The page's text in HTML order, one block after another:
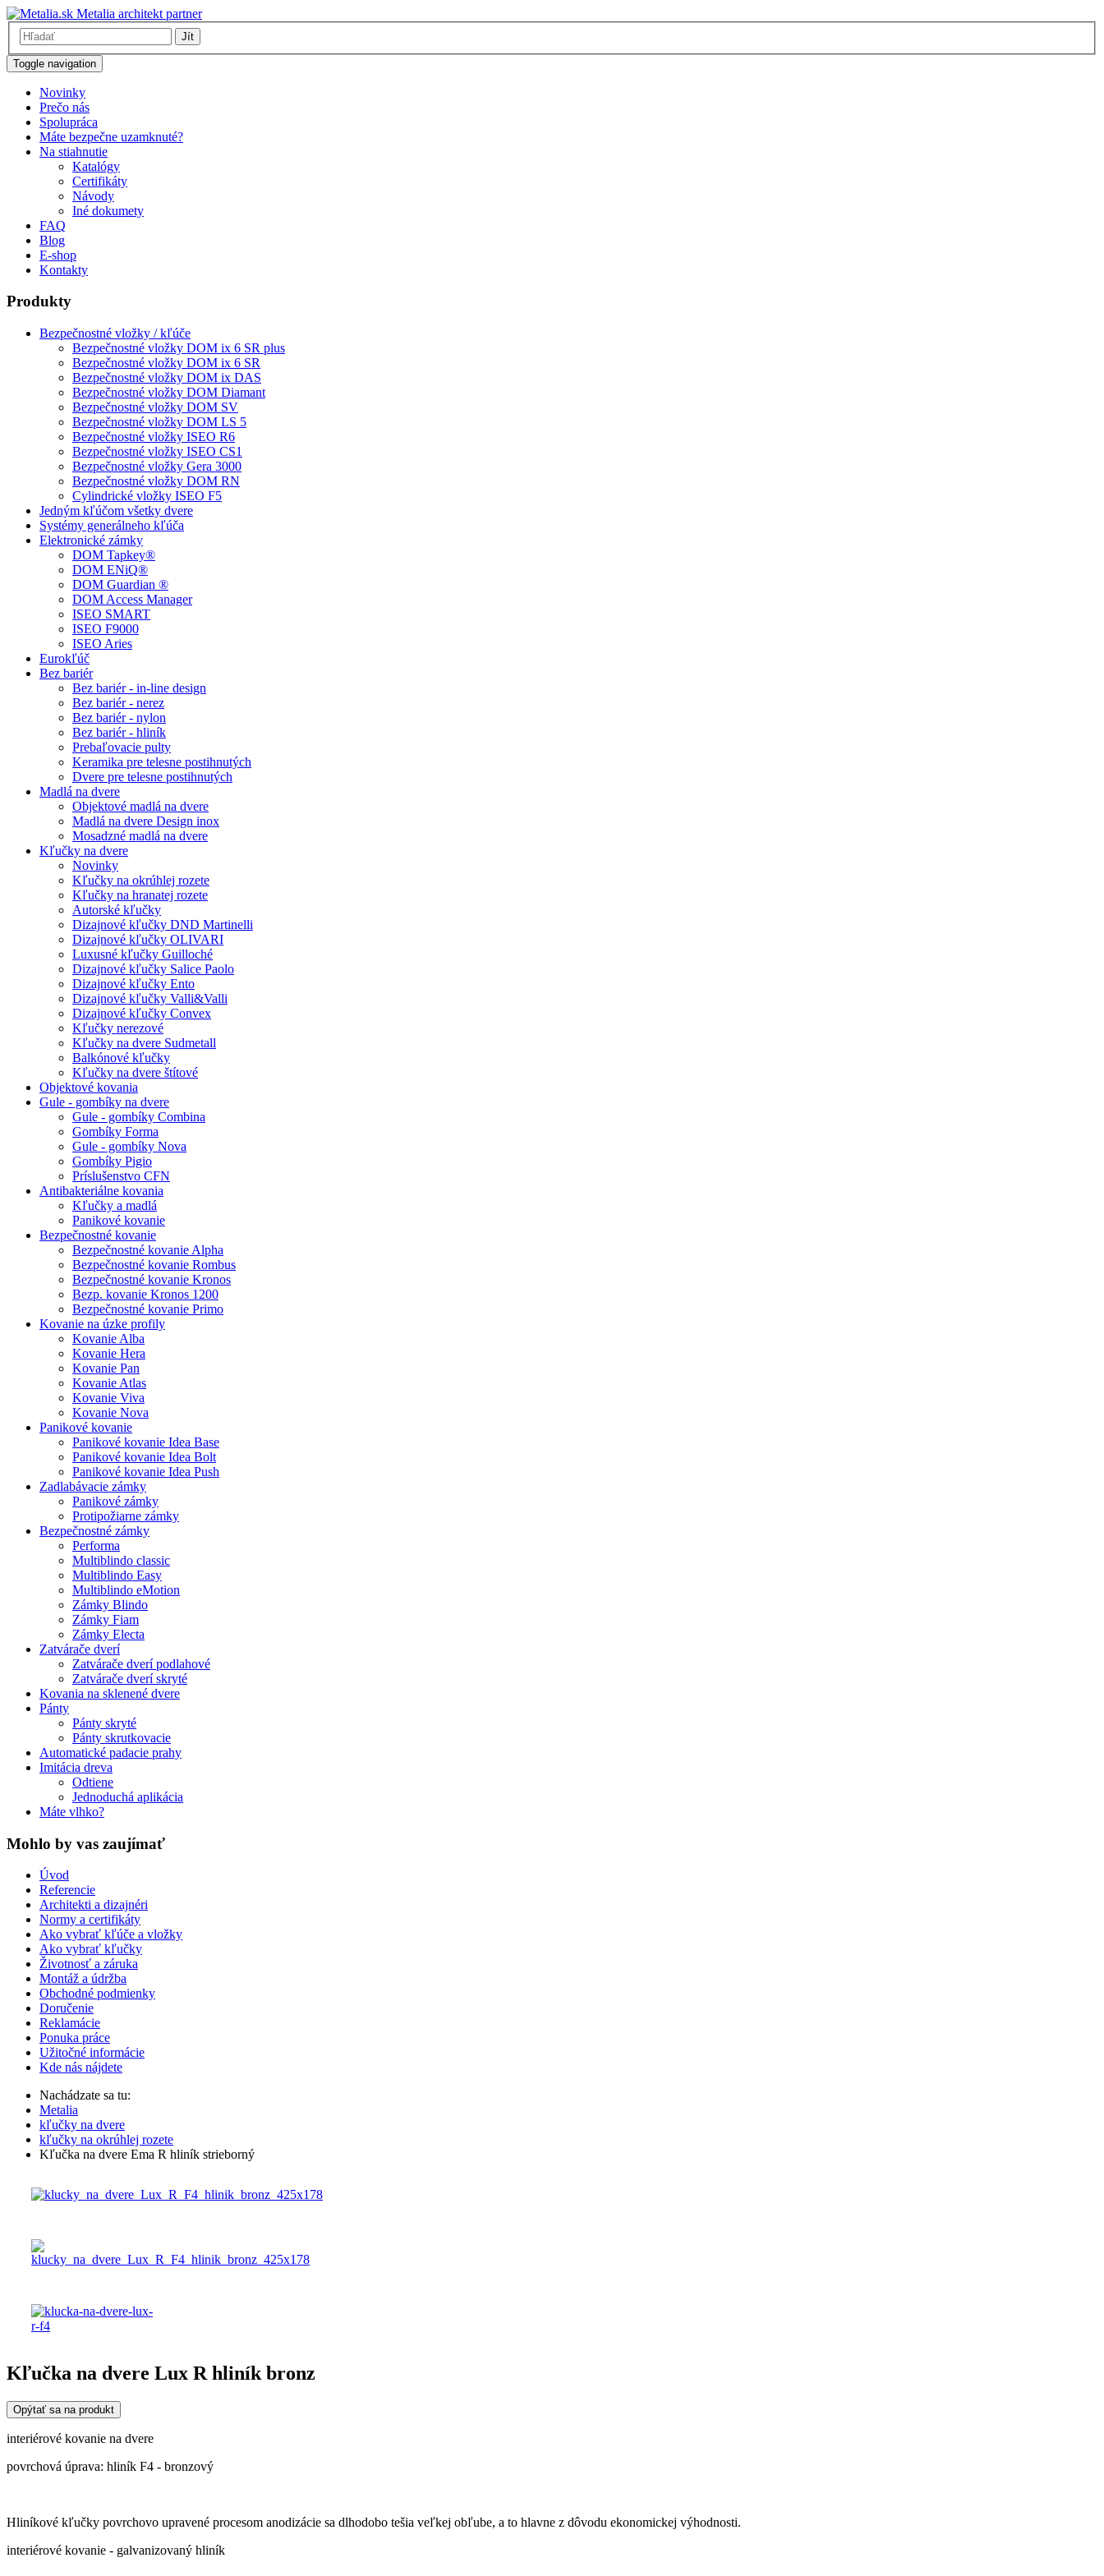
Metalia architekt partner
Jít
Toggle navigation
Novinky
Prečo nás
Spolupráca
Máte bezpečne uzamknuté?
Na stiahnutie
Katalógy
Certifikáty
Návody
Iné dokumety
FAQ
Blog
E-shop
Kontakty
Produkty
Bezpečnostné vložky / kľúče
Bezpečnostné vložky DOM ix 6 SR plus
Bezpečnostné vložky DOM ix 6 SR
Bezpečnostné vložky DOM ix DAS
Bezpečnostné vložky DOM Diamant
Bezpečnostné vložky DOM SV
Bezpečnostné vložky DOM LS 5
Bezpečnostné vložky ISEO R6
Bezpečnostné vložky ISEO CS1
Bezpečnostné vložky Gera 3000
Bezpečnostné vložky DOM RN
Cylindrické vložky ISEO F5
Jedným kľúčom všetky dvere
Systémy generálneho kľúča
Elektronické zámky
DOM Tapkey®
DOM ENiQ®
DOM Guardian ®
DOM Access Manager
ISEO SMART
ISEO F9000
ISEO Aries
Eurokľúč
Bez bariér
Bez bariér - in-line design
Bez bariér - nerez
Bez bariér - nylon
Bez bariér - hliník
Prebaľovacie pulty
Keramika pre telesne postihnutých
Dvere pre telesne postihnutých
Madlá na dvere
Objektové madlá na dvere
Madlá na dvere Design inox
Mosadzné madlá na dvere
Kľučky na dvere
Novinky
Kľučky na okrúhlej rozete
Kľučky na hranatej rozete
Autorské kľučky
Dizajnové kľučky DND Martinelli
Dizajnové kľučky OLIVARI
Luxusné kľučky Guilloché
Dizajnové kľučky Salice Paolo
Dizajnové kľučky Ento
Dizajnové kľučky Valli&Valli
Dizajnové kľučky Convex
Kľučky nerezové
Kľučky na dvere Sudmetall
Balkónové kľučky
Kľučky na dvere štítové
Objektové kovania
Gule - gombíky na dvere
Gule - gombíky Combina
Gombíky Forma
Gule - gombíky Nova
Gombíky Pigio
Príslušenstvo CFN
Antibakteriálne kovania
Kľučky a madlá
Panikové kovanie
Bezpečnostné kovanie
Bezpečnostné kovanie Alpha
Bezpečnostné kovanie Rombus
Bezpečnostné kovanie Kronos
Bezp. kovanie Kronos 1200
Bezpečnostné kovanie Primo
Kovanie na úzke profily
Kovanie Alba
Kovanie Hera
Kovanie Pan
Kovanie Atlas
Kovanie Viva
Kovanie Nova
Panikové kovanie
Panikové kovanie Idea Base
Panikové kovanie Idea Bolt
Panikové kovanie Idea Push
Zadlabávacie zámky
Panikové zámky
Protipožiarne zámky
Bezpečnostné zámky
Performa
Multiblindo classic
Multiblindo Easy
Multiblindo eMotion
Zámky Blindo
Zámky Fiam
Zámky Electa
Zatvárače dverí
Zatvárače dverí podlahové
Zatvárače dverí skryté
Kovania na sklenené dvere
Pánty
Pánty skryté
Pánty skrutkovacie
Automatické padacie prahy
Imitácia dreva
Odtiene
Jednoduchá aplikácia
Máte vlhko?
Mohlo by vas zaujímať
Úvod
Referencie
Architekti a dizajnéri
Normy a certifikáty
Ako vybrať kľúče a vložky
Ako vybrať kľučky
Životnosť a záruka
Montáž a údržba
Obchodné podmienky
Doručenie
Reklamácie
Ponuka práce
Užitočné informácie
Kde nás nájdete
Nachádzate sa tu:
Metalia
kľučky na dvere
kľučky na okrúhlej rozete
Kľučka na dvere Ema R hliník strieborný
Kľučka na dvere Lux R hliník bronz
Opýtať sa na produkt
interiérové kovanie na dvere
povrchová úprava: hliník F4 - bronzový
Hliníkové kľučky povrchovo upravené procesom anodizácie sa dlhodobo tešia veľkej obľube, a to hlavne z dôvodu ekonomickej výhodnosti.
interiérové kovanie - galvanizovaný hliník